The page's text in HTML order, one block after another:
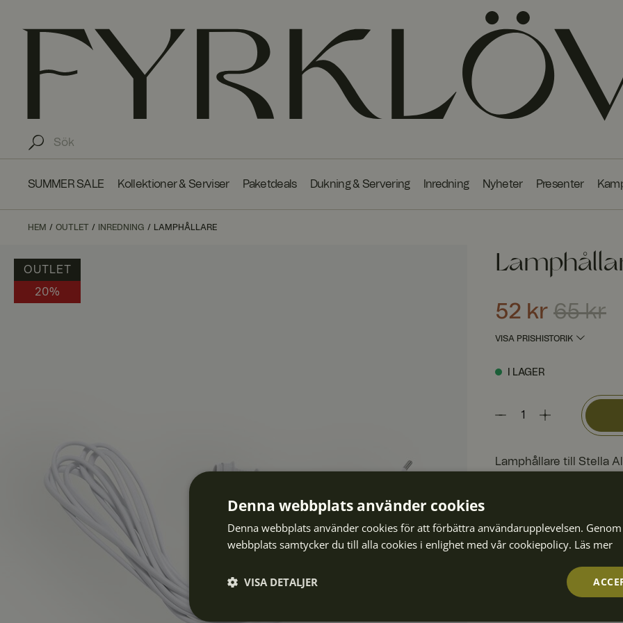
SUMMER SALE Kollektioner & Serviser Paketdeals Dukning & Servering Inredning Nyheter Presenter
HEM OUTLET INREDNING LAMPHÅLLARE
OUTLET
20%
Nuvarande pris: 52 kr
52 kr 65 kr
VISA PRISHISTORIK
I LAGER
Lamphållare till Stella
Snabb leverans 2-5
30 dagars fri returrätt
Denna webbplats använder cookies
Denna webbplats använder cookies för att förbättra användarupplevelsen.
webbplats samtycker du till alla cookies i enlighet med vår cookiepolicy. Läs mer
VISA DETALJER